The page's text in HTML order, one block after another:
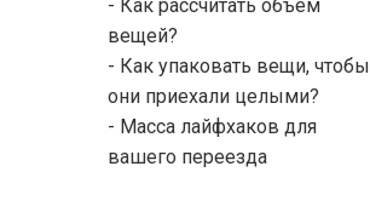
- Как рассчитать объем
вещей?
- Как упаковать вещи, чтобы
они приехали целыми?
- Масса лайфхаков для
вашего переезда